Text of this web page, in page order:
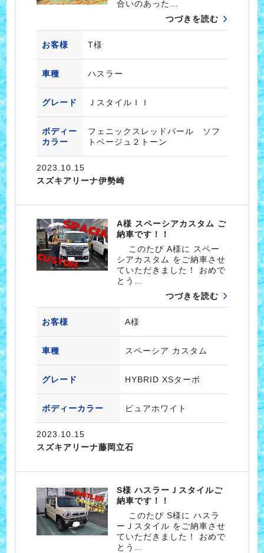
合いのあった…
つづきを読む
お客様 T様
車種 ハスラー
グレード ＪスタイルＩＩ
ボディー
カラー
フェニックスレッドパール ソフ
トベージュ２トーン
2023.10.15
スズキアリーナ伊勢崎
A様 スペーシアカスタム ご
納車です！！
このたび A様に スペー
シアカスタム をご納車させ
ていただきました！ おめで
とう…
つづきを読む
お客様 A様
車種 スペーシア カスタム
グレード HYBRID XSターボ
ボディーカラー ピュアホワイト
2023.10.15
スズキアリーナ藤岡立石
S様 ハスラーＪスタイルご
納車です！！
このたび S様に ハスラ
ーＪスタイル をご納車させ
ていただきました！ おめで
とう…